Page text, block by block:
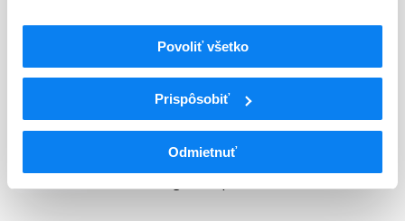
Povoliť všetko
Prispôsobiť
Odmietnuť
Muskuloskeletálny systém
M09
sústavy
Iné liečivá na poruchy muskuloskeletálnej
sústavy